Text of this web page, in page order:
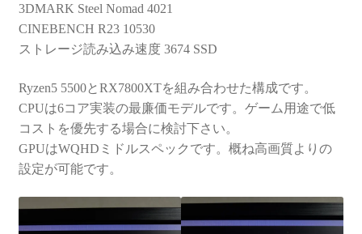
3DMARK Steel Nomad 4021
CINEBENCH R23 10530
ストレージ読み込み速度 3674 SSD
Ryzen5 5500とRX7800XTを組み合わせた構成です。
CPUは6コア実装の最廉価モデルです。ゲーム用途で低
コストを優先する場合に検討下さい。
GPUはWQHDミドルスペックです。概ね高画質よりの
設定が可能です。